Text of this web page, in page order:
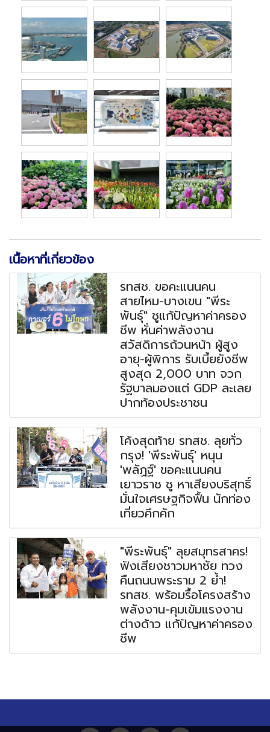
เนื้อหาที่เกี่ยวข้อง
รทสช. ขอคะแนนคน
สายไหม-บางเขน "พีระ
พันธุ์" ชูแก้ปัญหาค่าครอง
ชีพ หั่นค่าพลังงาน
สวัสดิการถ้วนหน้า ผู้สูง
อายุ-ผู้พิการ รับเบี้ยยังชีพ
สูงสุด 2,000 บาท จวก
รัฐบาลมองแต่ GDP ละเลย
ปากท้องประชาชน
โค้งสุดท้าย รทสช. ลุยทั่ว
กรุง! 'พีระพันธุ์' หนุน
'พลัฏฐ์' ขอคะแนนคน
เยาวราช ชู หาเสียงบริสุทธิ์
มั่นใจเศรษฐกิจฟื้น นักท่อง
เที่ยวคึกคัก
"พีระพันธุ์" ลุยสมุทรสาคร!
ฟังเสียงชาวมหาชัย ทวง
คืนถนนพระราม 2 ย้ำ!
รทสช. พร้อมรื้อโครงสร้าง
พลังงาน-คุมเข้มแรงงาน
ต่างด้าว แก้ปัญหาค่าครอง
ชีพ